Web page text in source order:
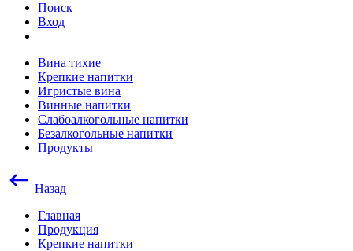
Поиск
Вход
Вина тихие
Крепкие напитки
Игристые вина
Винные напитки
Слабоалкогольные напитки
Безалкогольные напитки
Продукты
Назад
Главная
Продукция
Крепкие напитки